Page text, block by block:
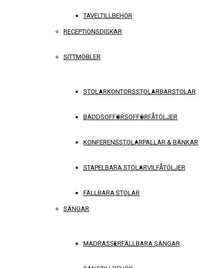
TAVELTILLBEHÖR
RECEPTIONSDISKAR
SITTMÖBLER
STOLARKONTORSSTOLARBARSTOLAR
BÄDDSOFFORSOFFORFÅTÖLJER
KONFERENSSTOLARPALLAR & BÄNKAR
STAPELBARA STOLARVILFÅTÖLJER
FÄLLBARA STOLAR
SÄNGAR
MADRASSERFÄLLBARA SÄNGAR